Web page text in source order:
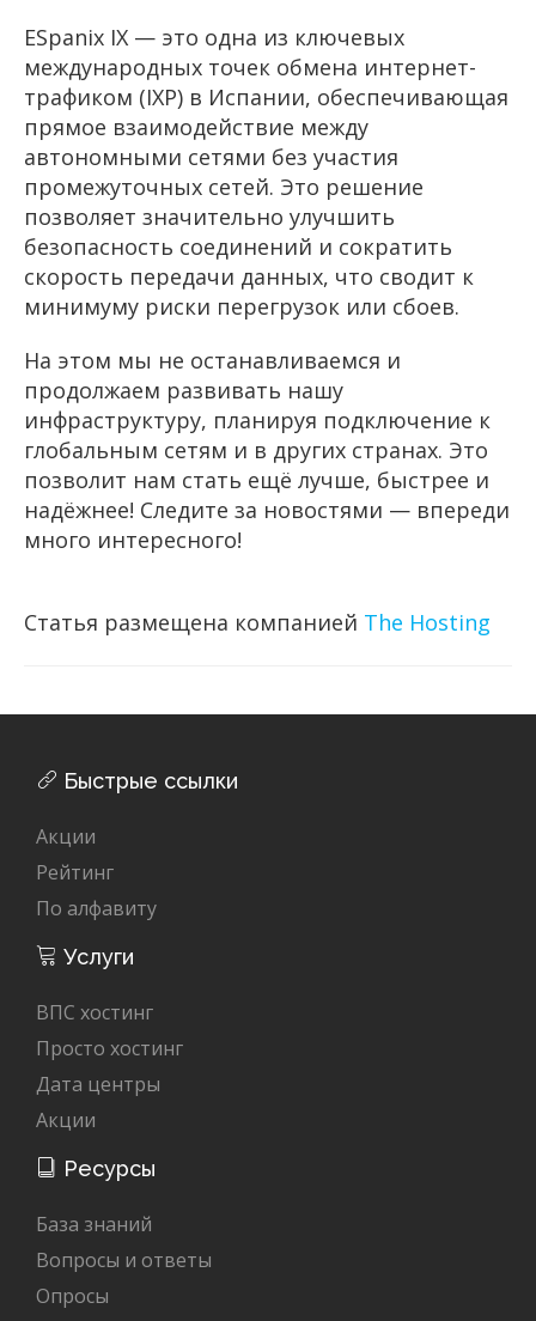
ESpanix IX — это одна из ключевых
международных точек обмена интернет-
трафиком (IXP) в Испании, обеспечивающая
прямое взаимодействие между
автономными сетями без участия
промежуточных сетей. Это решение
позволяет значительно улучшить
безопасность соединений и сократить
скорость передачи данных, что сводит к
минимуму риски перегрузок или сбоев.
На этом мы не останавливаемся и
продолжаем развивать нашу
инфраструктуру, планируя подключение к
глобальным сетям и в других странах. Это
позволит нам стать ещё лучше, быстрее и
надёжнее! Следите за новостями — впереди
много интересного!
Статья размещена компанией The Hosting
Быстрые ссылки
Акции
Рейтинг
По алфавиту
Услуги
ВПС хостинг
Просто хостинг
Дата центры
Акции
Ресурсы
База знаний
Вопросы и ответы
Опросы